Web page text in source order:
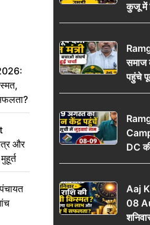
और
कुजू में
की
समाज
पहुंचे
मंत्री,
DC
9
में
Aaj
08